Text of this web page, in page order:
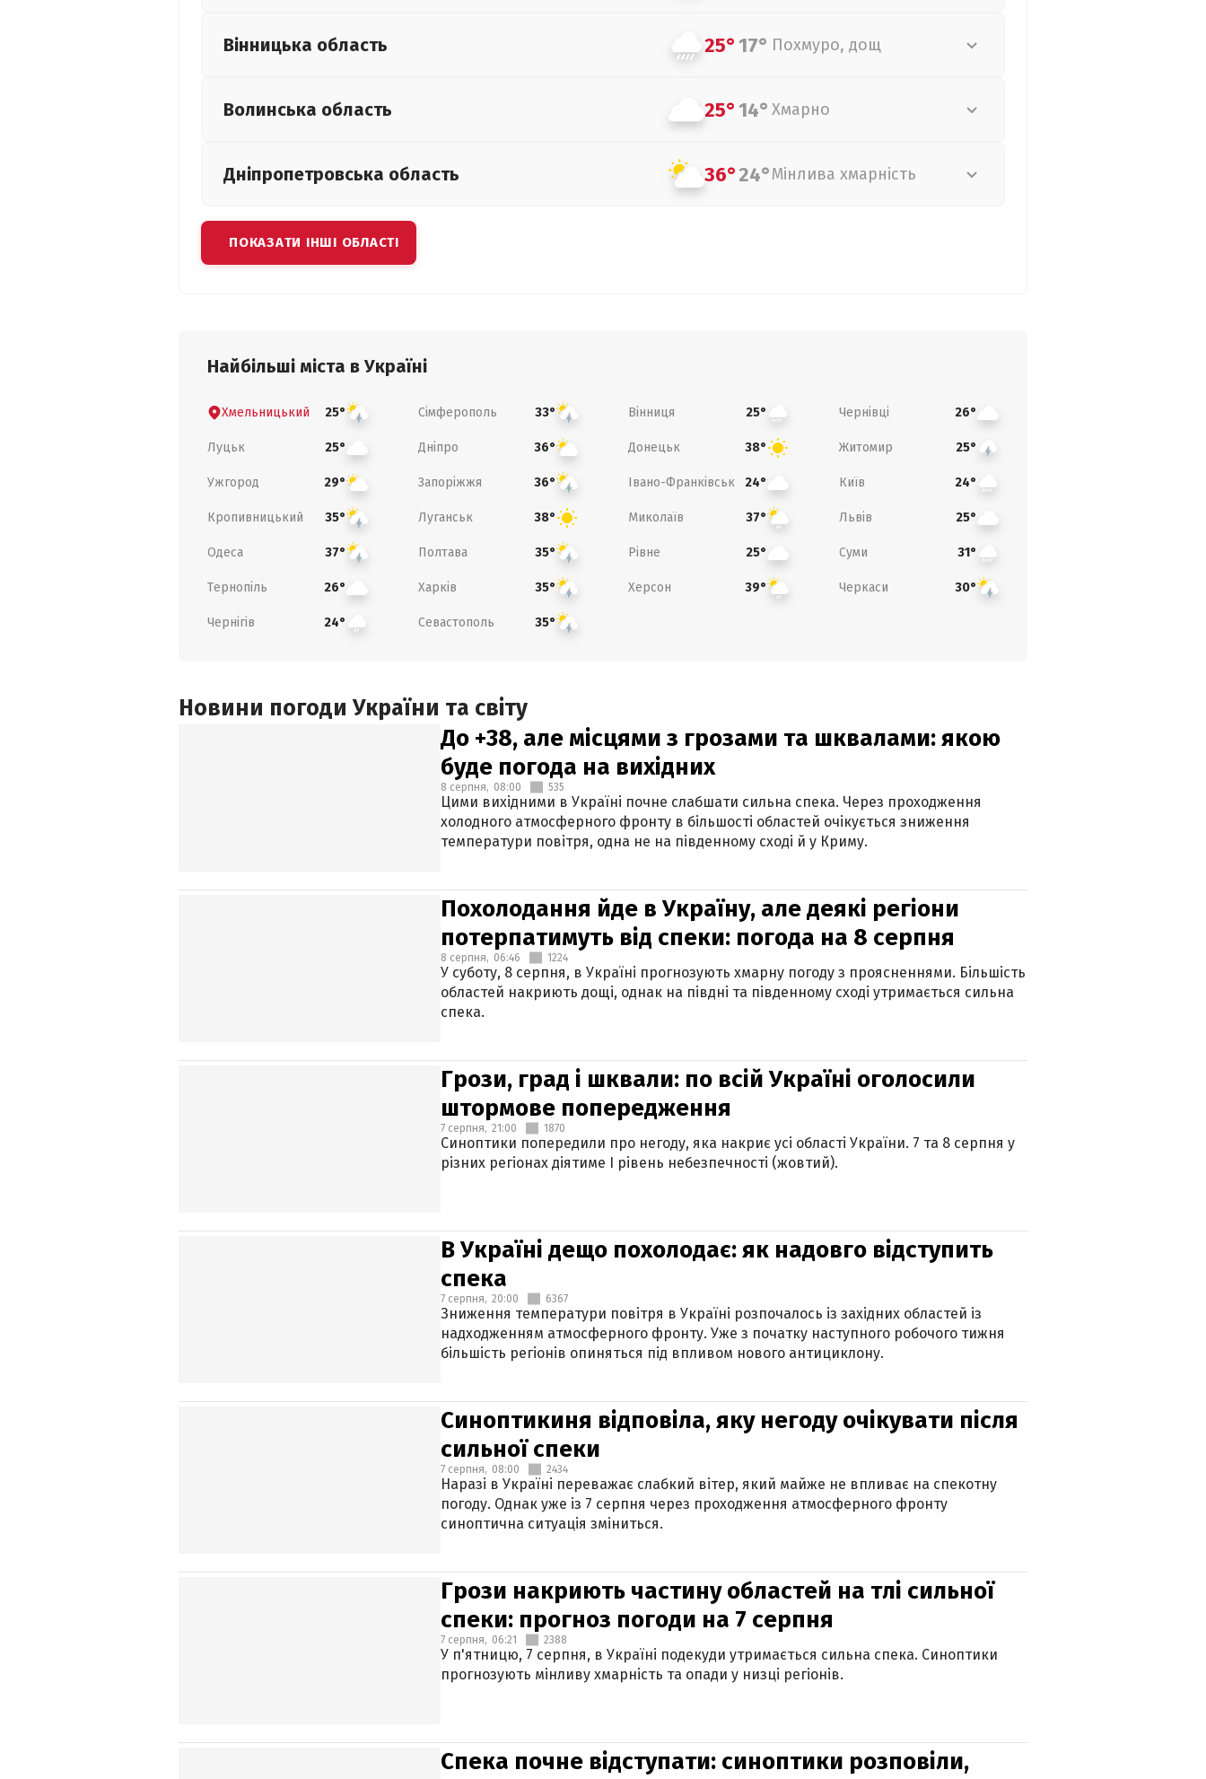
Вінницька область 25°17° Похмуро, дощ
Волинська область 25°14° Хмарно
Дніпропетровська область 36°24°Мінлива хмарність
ПОКАЗАТИ ІНШІ ОБЛАСТІ
Найбільші міста в Україні
Хмельницький 25° Сімферополь 33° Вінниця 25° Чернівці 26°
Луцьк 25° Дніпро 36° Донецьк 38° Житомир 25°
Ужгород 29° Запоріжжя 36° Івано-Франківськ 24° Київ 24°
Кропивницький 35° Луганськ 38° Миколаїв 37° Львів 25°
Одеса 37° Полтава 35° Рівне 25° Суми 31°
Тернопіль 26° Харків 35° Херсон 39° Черкаси 30°
Чернігів 24° Севастополь 35°
Новини погоди України та світу
До +38, але місцями з грозами та шквалами: якою
буде погода на вихідних
8 серпня, 08:00 535
Цими вихідними в Україні почне слабшати сильна спека. Через проходження
холодного атмосферного фронту в більшості областей очікується зниження
температури повітря, одна не на південному сході й у Криму.
Похолодання йде в Україну, але деякі регіони
потерпатимуть від спеки: погода на 8 серпня
8 серпня, 06:46 1224
У суботу, 8 серпня, в Україні прогнозують хмарну погоду з проясненнями. Більшість
областей накриють дощі, однак на півдні та південному сході утримається сильна
спека.
Грози, град і шквали: по всій Україні оголосили
штормове попередження
7 серпня, 21:00 1870
Синоптики попередили про негоду, яка накриє усі області України. 7 та 8 серпня у
різних регіонах діятиме І рівень небезпечності (жовтий).
В Україні дещо похолодає: як надовго відступить
спека
7 серпня, 20:00 6367
Зниження температури повітря в Україні розпочалось із західних областей із
надходженням атмосферного фронту. Уже з початку наступного робочого тижня
більшість регіонів опиняться під впливом нового антициклону.
Синоптикиня відповіла, яку негоду очікувати після
сильної спеки
7 серпня, 08:00 2434
Наразі в Україні переважає слабкий вітер, який майже не впливає на спекотну
погоду. Однак уже із 7 серпня через проходження атмосферного фронту
синоптична ситуація зміниться.
Грози накриють частину областей на тлі сильної
спеки: прогноз погоди на 7 серпня
7 серпня, 06:21 2388
У п'ятницю, 7 серпня, в Україні подекуди утримається сильна спека. Синоптики
прогнозують мінливу хмарність та опади у низці регіонів.
Спека почне відступати: синоптики розповіли,